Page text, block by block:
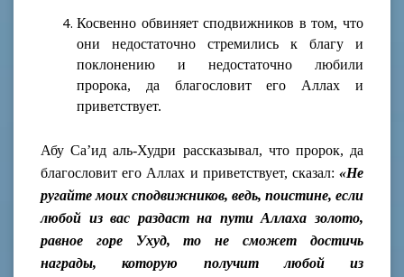
Косвенно обвиняет сподвижников в том, что
они недостаточно стремились к благу и
поклонению и недостаточно любили
пророка, да благословит его Аллах и
приветствует.
Абу Са’ид аль-Худри рассказывал, что пророк, да
благословит его Аллах и приветствует, сказал: «Не
ругайте моих сподвижников, ведь, поистине, если
любой из вас раздаст на пути Аллаха золото,
равное горе Ухуд, то не сможет достичь
награды, которую получит любой из